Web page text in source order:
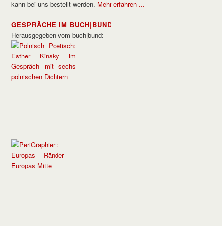
kann bei uns bestellt werden. Mehr erfahren ...
GESPRÄCHE IM BUCH|BUND
Herausgegeben vom buch|bund: